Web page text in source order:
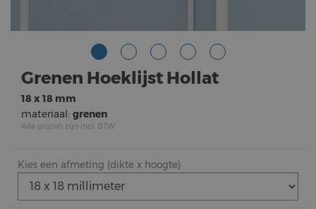
Grenen Hoeklijst Hollat
18 x 18 mm
materiaal: grenen
Alle prijzen zijn incl. BTW
Kies een afmeting (dikte x hoogte)